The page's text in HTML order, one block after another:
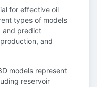
for effective oil
types of models
and predict
and
models represent
reservoir